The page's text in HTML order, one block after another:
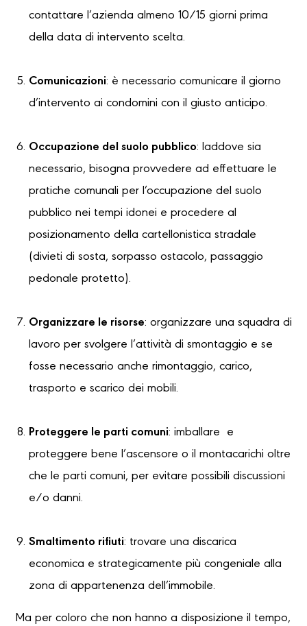
contattare l’azienda almeno 10/15 giorni prima
della data di intervento scelta.
Comunicazioni: è necessario comunicare il giorno
d’intervento ai condomini con il giusto anticipo.
Occupazione del suolo pubblico: laddove sia
necessario, bisogna provvedere ad effettuare le
pratiche comunali per l’occupazione del suolo
pubblico nei tempi idonei e procedere al
posizionamento della cartellonistica stradale
(divieti di sosta, sorpasso ostacolo, passaggio
pedonale protetto).
Organizzare le risorse: organizzare una squadra di
lavoro per svolgere l’attività di smontaggio e se
fosse necessario anche rimontaggio, carico,
trasporto e scarico dei mobili.
Proteggere le parti comuni: imballare e
proteggere bene l’ascensore o il montacarichi oltre
che le parti comuni, per evitare possibili discussioni
e/o danni.
Smaltimento rifiuti: trovare una discarica
economica e strategicamente più congeniale alla
zona di appartenenza dell’immobile.
Ma per coloro che non hanno a disposizione il tempo,